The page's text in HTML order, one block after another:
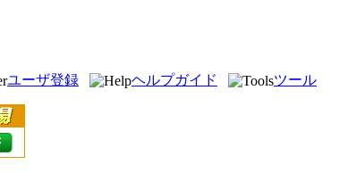
ユーザ登録 ヘルプガイド ツール